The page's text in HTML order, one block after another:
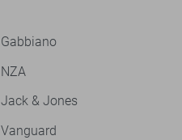
Gabbiano
NZA
Jack & Jones
Vanguard